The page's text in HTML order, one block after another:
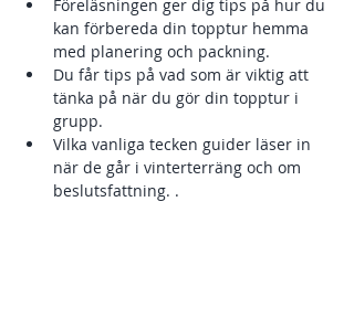
Föreläsningen ger dig tips på hur du
kan förbereda din topptur hemma
med planering och packning.
Du får tips på vad som är viktig att
tänka på när du gör din topptur i
grupp.
Vilka vanliga tecken guider läser in
när de går i vinterterräng och om
beslutsfattning. .